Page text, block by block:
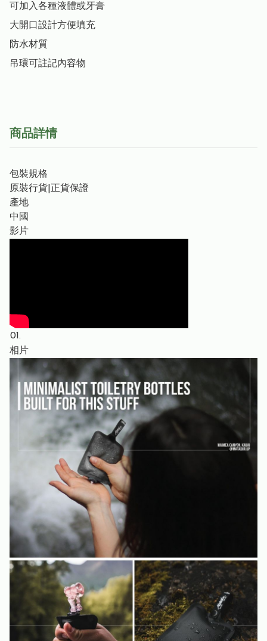
可加入各種液體或牙膏
大開口設計方便填充
防水材質
吊環可註記內容物
商品詳情
包裝規格
原裝行貨|正貨保證
產地
中國
影片
01.
相片